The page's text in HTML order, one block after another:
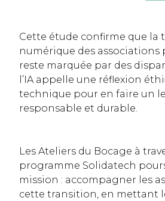
Cette étude confirme que la
numérique des associations
reste marquée par des
l’IA appelle une réflexion
technique pour en faire un
responsable et durable.
Les Ateliers du Bocage à
programme Solidatech
mission : accompagner les
cette transition, en mettant